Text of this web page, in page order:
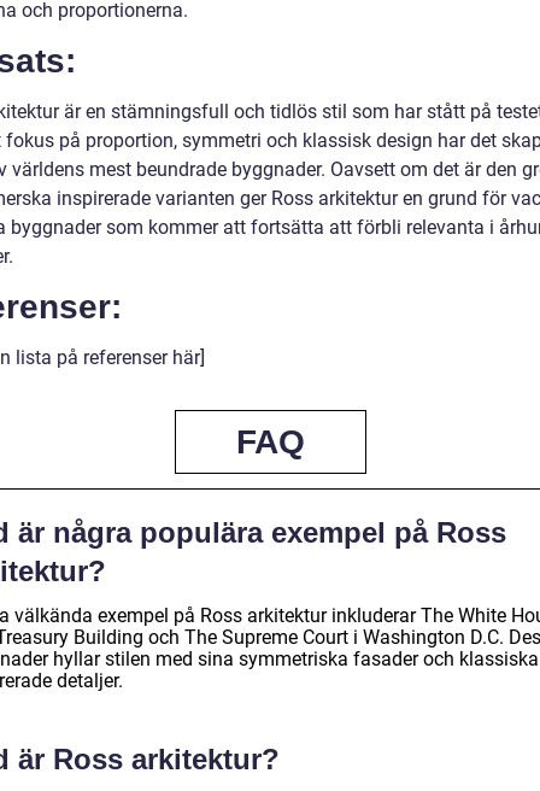
och proportionerna.
är en stämningsfull och tidlös stil som har stått på
fokus på proportion, symmetri och klassisk design har det
världens mest beundrade byggnader. Oavsett om det är den
inspirerade varianten ger Ross arkitektur en grund för
byggnader som kommer att fortsätta att förbli relevanta i
lista på referenser här]
FAQ
är några populära exempel på Ross
välkända exempel på Ross arkitektur inkluderar The White
Building och The Supreme Court i Washington D.C.
hyllar stilen med sina symmetriska fasader och klassiska
detaljer.
är Ross arkitektur?